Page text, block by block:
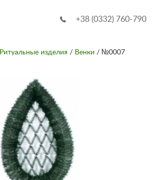
+38 (0332) 760-790
Ритуальные изделия / Венки / №0007